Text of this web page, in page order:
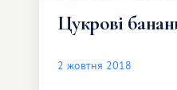
Цукрові
2 жовтня 2018